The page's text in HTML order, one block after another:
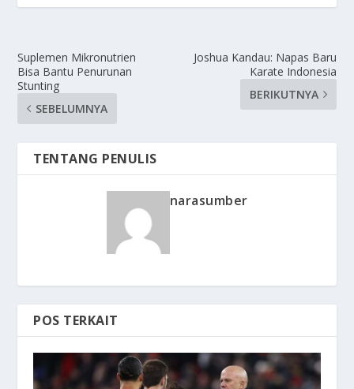
Suplemen Mikronutrien
Bisa Bantu Penurunan
Stunting
SEBELUMNYA
Joshua Kandau: Napas Baru
Karate Indonesia
BERIKUTNYA
TENTANG PENULIS
narasumber
POS TERKAIT